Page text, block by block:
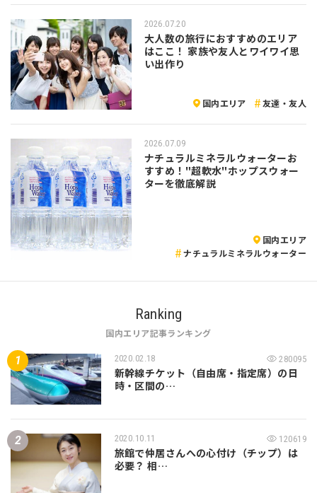
2026.07.20
大人数の旅行におすすめのエリア
はここ！ 家族や友人とワイワイ思
い出作り
国内エリア 友達・友人
2026.07.09
ナチュラルミネラルウォーターお
すすめ！"超軟水"ホップスウォー
ターを徹底解説
国内エリア
ナチュラルミネラルウォーター
Ranking
国内エリア記事ランキング
2020.02.18 280095
新幹線チケット（自由席・指定席）の日
時・区間の…
2020.10.11 120619
旅館で仲居さんへの心付け（チップ）は
必要？ 相…